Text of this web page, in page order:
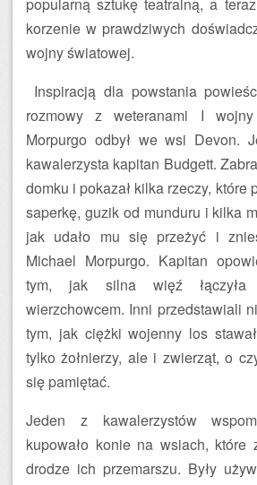
korzenie w prawdziwych
wojny światowej.
Inspiracją dla powstania
rozmowy z weteranami I
Morpurgo odbył we wsi Devon.
kawalerzysta kapitan Budgett.
domku i pokazał kilka rzeczy, które
saperkę, guzik od munduru i kilka
jak udało mu się przeżyć i
Michael Morpurgo. Kapitan
tym, jak silna więź
wierzchowcem. Inni przedstawiali
tym, jak ciężki wojenny los
tylko żołnierzy, ale i zwierząt, o
się pamiętać.
Jeden z kawalerzystów
kupowało konie na wsiach, które
drodze ich przemarszu. Były